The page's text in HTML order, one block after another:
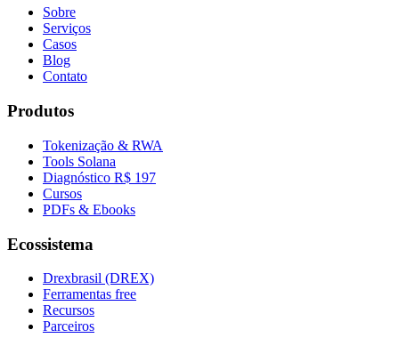
Sobre
Serviços
Casos
Blog
Contato
Produtos
Tokenização & RWA
Tools Solana
Diagnóstico R$ 197
Cursos
PDFs & Ebooks
Ecossistema
Drexbrasil (DREX)
Ferramentas free
Recursos
Parceiros